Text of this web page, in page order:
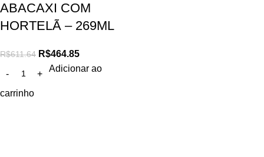
ABACAXI COM
HORTELÃ – 269ML
R$611.64 R$464.85
Adicionar ao
carrinho